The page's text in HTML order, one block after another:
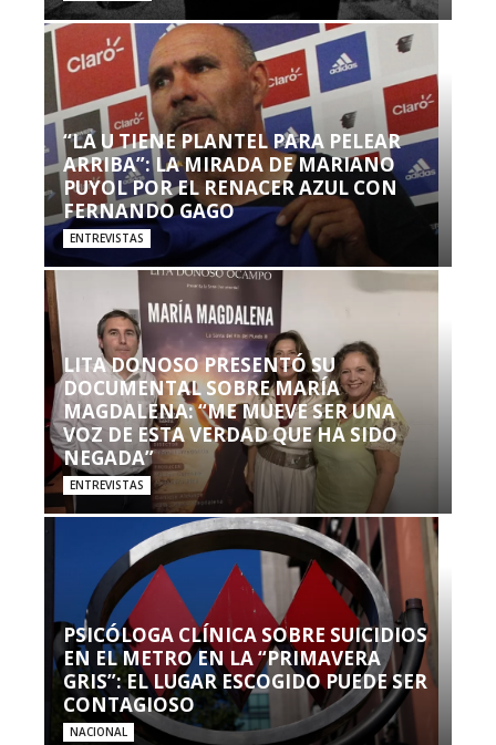
“LA U TIENE PLANTEL PARA PELEAR
ARRIBA”: LA MIRADA DE MARIANO
PUYOL POR EL RENACER AZUL CON
FERNANDO GAGO
ENTREVISTAS
LITA DONOSO PRESENTÓ SU
DOCUMENTAL SOBRE MARÍA
MAGDALENA: “ME MUEVE SER UNA
VOZ DE ESTA VERDAD QUE HA SIDO
NEGADA”
ENTREVISTAS
PSICÓLOGA CLÍNICA SOBRE SUICIDIOS
EN EL METRO EN LA “PRIMAVERA
GRIS”: EL LUGAR ESCOGIDO PUEDE SER
CONTAGIOSO
NACIONAL